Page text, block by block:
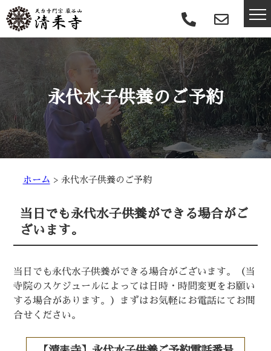
永代水子供養のご予約
ホーム > 永代水子供養のご予約
当日でも永代水子供養ができる場合がご
ざいます。
当日でも永代水子供養ができる場合がございます。（当
寺院のスケジュールによっては日時・時間変更をお願い
する場合があります。）まずはお気軽にお電話にてお問
合せください。